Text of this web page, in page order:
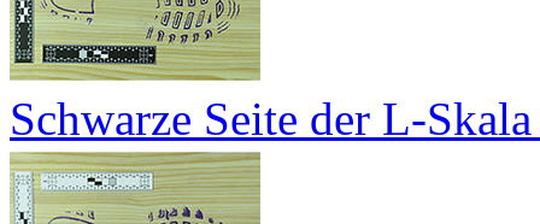
Schwarze Seite der L-